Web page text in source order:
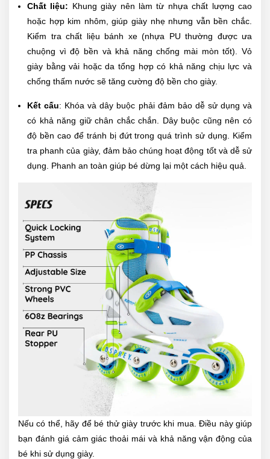
Chất liệu: Khung giày nên làm từ nhựa chất lượng cao
hoặc hợp kim nhôm, giúp giày nhẹ nhưng vẫn bền chắc.
Kiểm tra chất liệu bánh xe (nhựa PU thường được ưa
chuộng vì độ bền và khả năng chống mài mòn tốt). Vỏ
giày bằng vải hoặc da tổng hợp có khả năng chịu lực và
chống thấm nước sẽ tăng cường độ bền cho giày.
Kết cấu: Khóa và dây buộc phải đảm bảo dễ sử dụng và
có khả năng giữ chân chắc chắn. Dây buộc cũng nên có
độ bền cao để tránh bị đứt trong quá trình sử dụng. Kiểm
tra phanh của giày, đảm bảo chúng hoạt động tốt và dễ sử
dụng. Phanh an toàn giúp bé dừng lại một cách hiệu quả.
Nếu có thể, hãy để bé thử giày trước khi mua. Điều này giúp
bạn đánh giá cảm giác thoải mái và khả năng vận động của
bé khi sử dụng giày.